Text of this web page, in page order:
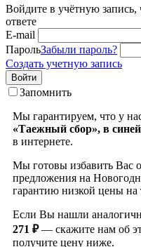
Войдите в учётную
ответе
E-mail
ПарольЗабыли пароль?
Создать учетную запись
Войти
Запомнить
Мы гарантируем, что у
«Таежный сбор», в
в интернете.
Мы готовы избавить Вас
предложения на
гарантию низкой цены на
Если Вы нашли
271 ₽— скажите нам об
получите цену ниже.